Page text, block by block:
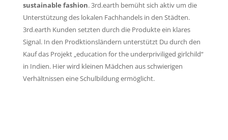
sustainable fashion. 3rd.earth bemüht sich aktiv um die
Unterstützung des lokalen Fachhandels in den Städten.
3rd.earth Kunden setzten durch die Produkte ein klares
Signal. In den Prodktionsländern unterstützt Du durch den
Kauf das Projekt „education for the underpriviliged girlchild“
in Indien. Hier wird kleinen Mädchen aus schwierigen
Verhältnissen eine Schulbildung ermöglicht.